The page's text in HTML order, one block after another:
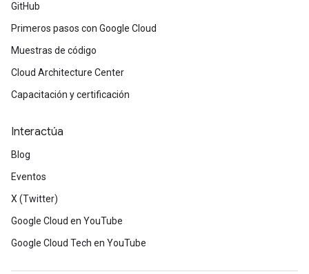
GitHub
Primeros pasos con Google Cloud
Muestras de código
Cloud Architecture Center
Capacitación y certificación
Interactúa
Blog
Eventos
X (Twitter)
Google Cloud en YouTube
Google Cloud Tech en YouTube